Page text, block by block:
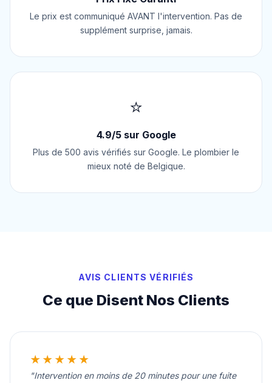
Le prix est communiqué AVANT l'intervention. Pas de
supplément surprise, jamais.
⭐
4.9/5 sur Google
Plus de 500 avis vérifiés sur Google. Le plombier le
mieux noté de Belgique.
AVIS CLIENTS VÉRIFIÉS
Ce que Disent Nos Clients
★★★★★
"Intervention en moins de 20 minutes pour une fuite